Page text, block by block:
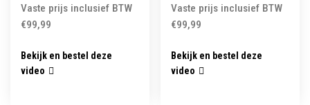
Vaste prijs inclusief BTW
€99,99
Bekijk en bestel deze
video
Vaste prijs inclusief BTW
€99,99
Bekijk en bestel deze
video